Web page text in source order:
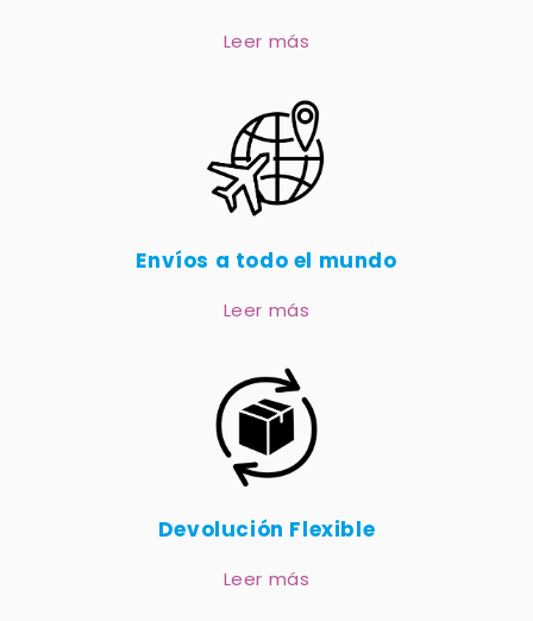
Leer más
Envíos a todo el mundo
Leer más
Devolución Flexible
Leer más